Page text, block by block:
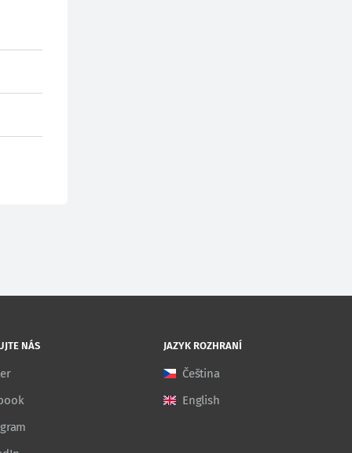
NÁS JAZYK ROZHRANÍ
Čeština
English